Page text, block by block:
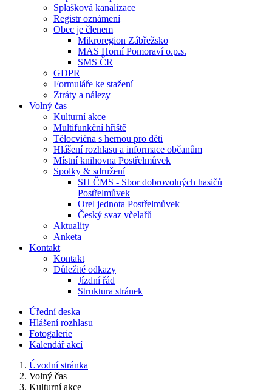
Splašková kanalizace
Registr oznámení
Obec je členem
Mikroregion Zábřežsko
MAS Horní Pomoraví o.p.s.
SMS ČR
GDPR
Formuláře ke stažení
Ztráty a nálezy
Volný čas
Kulturní akce
Multifunkční hřiště
Tělocvična s hernou pro děti
Hlášení rozhlasu a informace občanům
Místní knihovna Postřelmůvek
Spolky & sdružení
SH ČMS - Sbor dobrovolných hasičů
Postřelmůvek
Orel jednota Postřelmůvek
Český svaz včelařů
Aktuality
Anketa
Kontakt
Kontakt
Důležité odkazy
Jízdní řád
Struktura stránek
Úřední deska
Hlášení rozhlasu
Fotogalerie
Kalendář akcí
Úvodní stránka
Volný čas
Kulturní akce